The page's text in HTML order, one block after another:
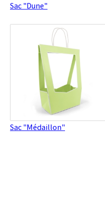
Sac "Dune"
Sac "Médaillon"